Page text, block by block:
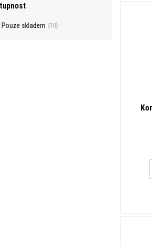
Pouze skladem (10)